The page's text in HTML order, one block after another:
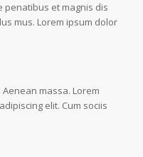
penatibus et magnis dis
mus. Lorem ipsum dolor
massa. Lorem
elit. Cum sociis